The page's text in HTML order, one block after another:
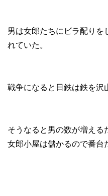
男は女郎たちにビラ配りを
れていた。
戦争になると日鉄は鉄を沢
そうなると男の数が増える
女郎小屋は儲かるので番台